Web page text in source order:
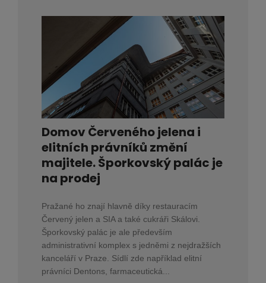
Domov Červeného jelena i
elitních právníků změní
majitele. Šporkovský palác je
na prodej
Pražané ho znají hlavně díky restauracím
Červený jelen a SIA a také cukráři Skálovi.
Šporkovský palác je ale především
administrativní komplex s jedněmi z nejdražších
kanceláří v Praze. Sídlí zde například elitní
právníci Dentons, farmaceutická...